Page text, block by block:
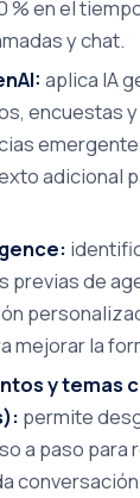
% en el
y chat.
aplica IA
encuestas
adicional
previas de
mejorar la
y temas
permite
a paso para